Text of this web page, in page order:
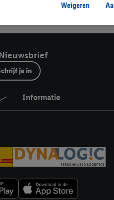
je in
Informatie
advertenties worden
in een winkelmandje van een
en Lidl-diensten, met
waarover Criteo S.A. beschikt,
vinden over de
enkel technisch noodzakelijke
voor alle bovengenoemde
om jouw toestemming op elk
voor de Lidl website hier.Klik
Weigeren